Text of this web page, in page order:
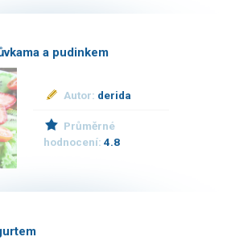
a pudinkem
Autor: derida
Průměrné
hodnocení:4.8